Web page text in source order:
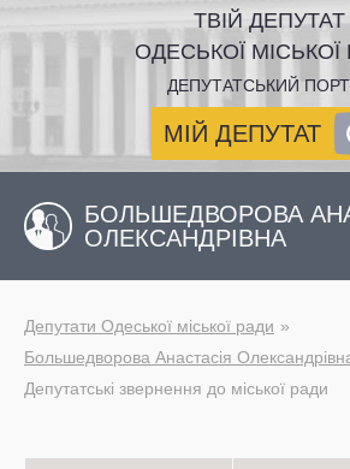
ТВІЙ ДЕПУТАТ
ОДЕСЬКОЇ МІСЬКОЇ
ДЕПУТАТСЬКИЙ
МІЙ ДЕПУТАТ
БОЛЬШЕДВОРОВА
ОЛЕКСАНДРІВНА
Депутати Одеської міської ради
Большедворова Анастасія
Депутатські звернення до міської ради